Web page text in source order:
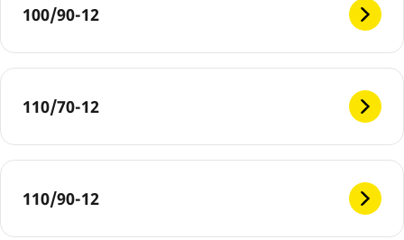
100/90-12
110/70-12
110/90-12